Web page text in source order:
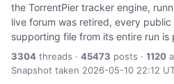
the TorrentPier tracker engine,
live forum was retired, every
supporting file from its entire run is
3304 threads · 45473 posts · 1120
Snapshot taken 2026-05-10 22:12